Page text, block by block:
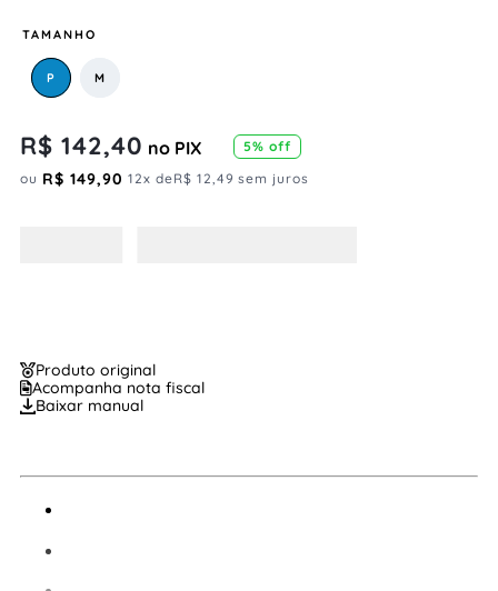
TAMANHO
P M
R$ 142,40 no PIX 5% off
ou R$ 149,90 12x deR$ 12,49 sem juros
Produto original
Acompanha nota fiscal
Baixar manual